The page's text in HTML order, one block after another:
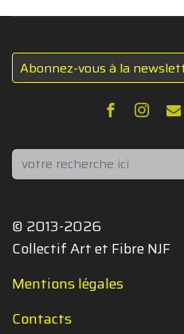
Abonnez-vous à la
Rechercher
© 2013-2026
Collectif Art et Fibre NJF
Mentions légales
Contacts